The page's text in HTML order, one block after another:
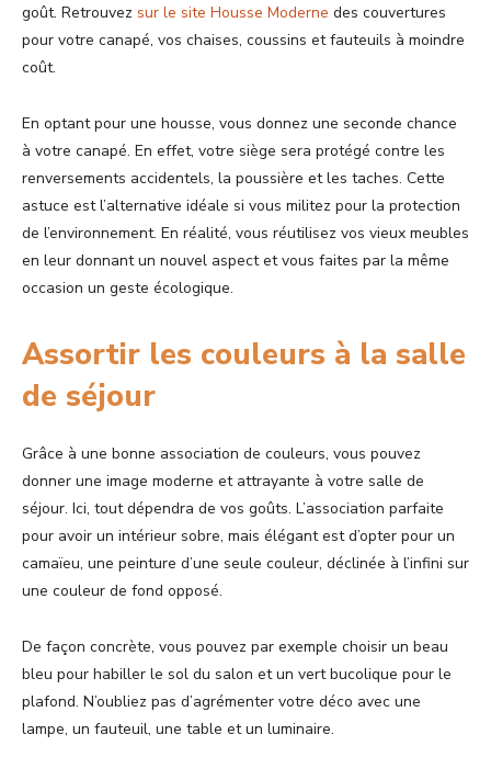
goût. Retrouvez sur le site Housse Moderne des couvertures
pour votre canapé, vos chaises, coussins et fauteuils à moindre
coût.
En optant pour une housse, vous donnez une seconde chance
à votre canapé. En effet, votre siège sera protégé contre les
renversements accidentels, la poussière et les taches. Cette
astuce est l’alternative idéale si vous militez pour la protection
de l’environnement. En réalité, vous réutilisez vos vieux meubles
en leur donnant un nouvel aspect et vous faites par la même
occasion un geste écologique.
Assortir les couleurs à la salle
de séjour
Grâce à une bonne association de couleurs, vous pouvez
donner une image moderne et attrayante à votre salle de
séjour. Ici, tout dépendra de vos goûts. L’association parfaite
pour avoir un intérieur sobre, mais élégant est d’opter pour un
camaïeu, une peinture d’une seule couleur, déclinée à l’infini sur
une couleur de fond opposé.
De façon concrète, vous pouvez par exemple choisir un beau
bleu pour habiller le sol du salon et un vert bucolique pour le
plafond. N’oubliez pas d’agrémenter votre déco avec une
lampe, un fauteuil, une table et un luminaire.